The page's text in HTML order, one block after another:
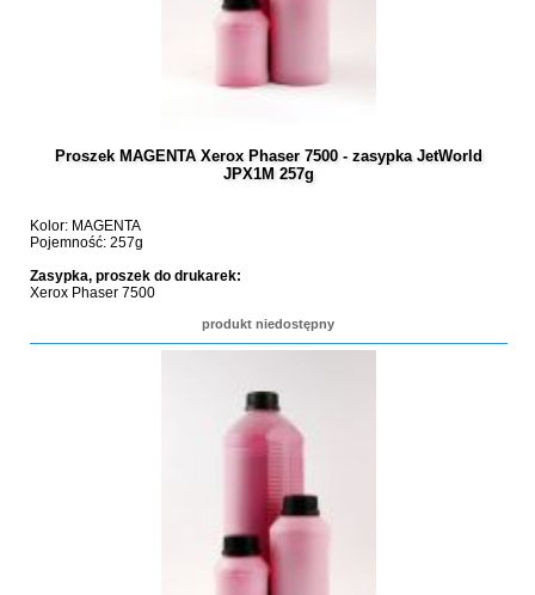
Proszek MAGENTA Xerox Phaser 7500 - zasypka JetWorld
JPX1M 257g
Kolor: MAGENTA
Pojemność: 257g
Zasypka, proszek do drukarek:
Xerox Phaser 7500
produkt niedostępny